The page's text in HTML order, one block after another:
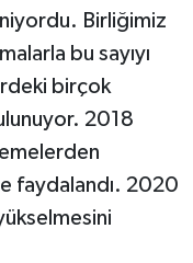
Birliğimiz
bu sayıyı
birçok
2018
faydalandı. 2020